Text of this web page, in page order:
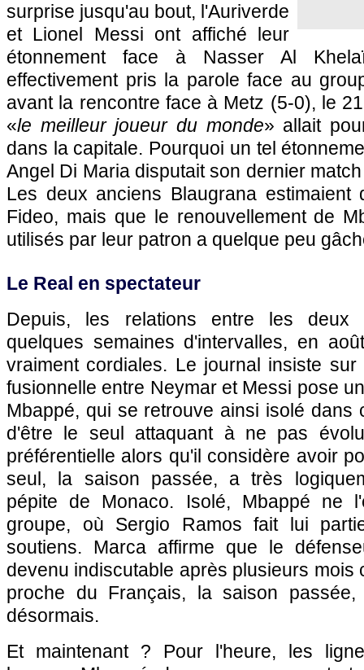
surprise jusqu'au bout, l'Auriverde
et Lionel Messi ont affiché leur
étonnement face à Nasser Al
effectivement pris la parole face au
avant la rencontre face à Metz (5-0), le
«le meilleur joueur du monde» allait
dans la capitale. Pourquoi un tel
Angel Di Maria disputait son dernier
Les deux anciens Blaugrana
Fideo, mais que le renouvellement de
utilisés par leur patron a quelque peu
Le Real en spectateur
Depuis, les relations entre les deux
quelques semaines d'intervalles, en
vraiment cordiales. Le journal insiste
fusionnelle entre Neymar et Messi pose
Mbappé, qui se retrouve ainsi isolé dans
d'être le seul attaquant à ne pas
préférentielle alors qu'il considère avoir
seul, la saison passée, a très
pépite de Monaco. Isolé, Mbappé ne
groupe, où Sergio Ramos fait lui
soutiens. Marca affirme que le
devenu indiscutable après plusieurs mois
proche du Français, la saison
désormais.
Et maintenant ? Pour l'heure, les